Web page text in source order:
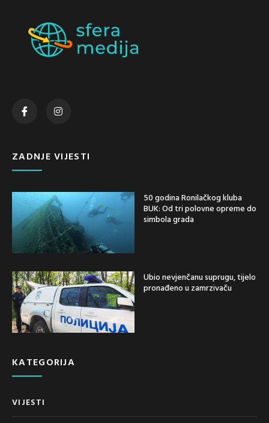
ZADNJE VIJESTI
50 godina Ronilačkog kluba
BUK: Od tri polovne opreme do
simbola grada
Ubio nevjenčanu suprugu, tijelo
pronađeno u zamrzivaču
KATEGORIJA
VIJESTI